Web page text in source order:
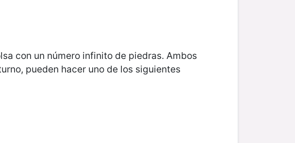
con un número infinito de piedras. Ambos
pueden hacer uno de los siguientes